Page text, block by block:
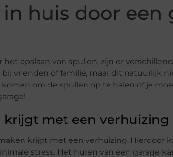
huis door een
opslaan van spullen, zijn er
vrienden of familie, maar dit natuurlijk
om de spullen op te halen of je
krijgt met een verhuizing
krijgt met een verhuizing. Hierdoor
stress. Het huren van een garage